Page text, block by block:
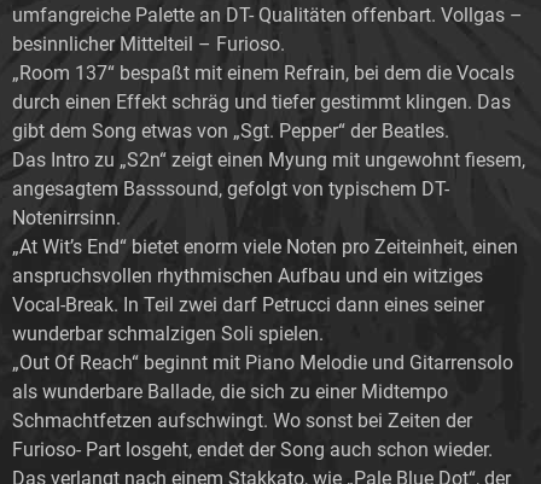
umfangreiche Palette an DT- Qualitäten offenbart. Vollgas –
besinnlicher Mittelteil – Furioso.
„Room 137“ bespaßt mit einem Refrain, bei dem die Vocals
durch einen Effekt schräg und tiefer gestimmt klingen. Das
gibt dem Song etwas von „Sgt. Pepper“ der Beatles.
Das Intro zu „S2n“ zeigt einen Myung mit ungewohnt fiesem,
angesagtem Basssound, gefolgt von typischem DT-
Notenirrsinn.
„At Wit’s End“ bietet enorm viele Noten pro Zeiteinheit, einen
anspruchsvollen rhythmischen Aufbau und ein witziges
Vocal-Break. In Teil zwei darf Petrucci dann eines seiner
wunderbar schmalzigen Soli spielen.
„Out Of Reach“ beginnt mit Piano Melodie und Gitarrensolo
als wunderbare Ballade, die sich zu einer Midtempo
Schmachtfetzen aufschwingt. Wo sonst bei Zeiten der
Furioso- Part losgeht, endet der Song auch schon wieder.
Das verlangt nach einem Stakkato, wie „Pale Blue Dot“, der